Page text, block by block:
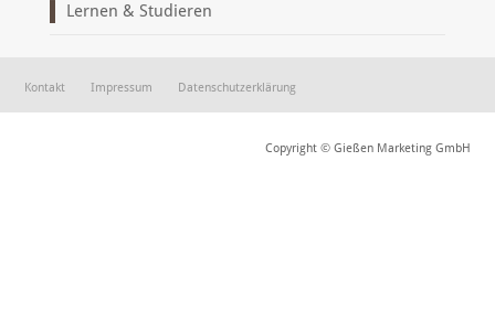
Lernen & Studieren
Kontakt Impressum Datenschutzerklärung
Copyright © Gießen Marketing GmbH